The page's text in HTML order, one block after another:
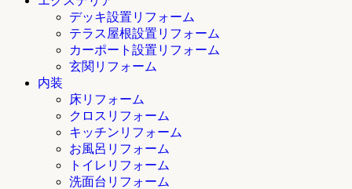
デッキ設置リフォーム
テラス屋根設置リフォーム
カーポート設置リフォーム
玄関リフォーム
内装
床リフォーム
クロスリフォーム
キッチンリフォーム
お風呂リフォーム
トイレリフォーム
洗面台リフォーム